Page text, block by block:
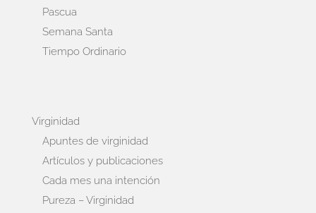
Pascua
Semana Santa
Tiempo Ordinario
Virginidad
Apuntes de virginidad
Artículos y publicaciones
Cada mes una intención
Pureza – Virginidad